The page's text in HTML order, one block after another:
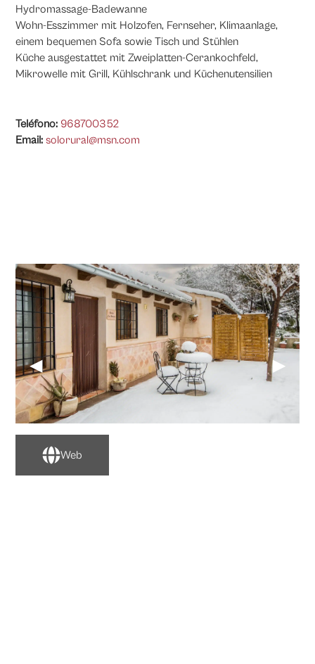
Hydromassage-Badewanne
Wohn-Esszimmer mit Holzofen, Fernseher, Klimaanlage,
einem bequemen Sofa sowie Tisch und Stühlen
Küche ausgestattet mit Zweiplatten-Cerankochfeld,
Mikrowelle mit Grill, Kühlschrank und Küchenutensilien
Teléfono: 968700352
Email: solorural@msn.com
◀ ▶
Web